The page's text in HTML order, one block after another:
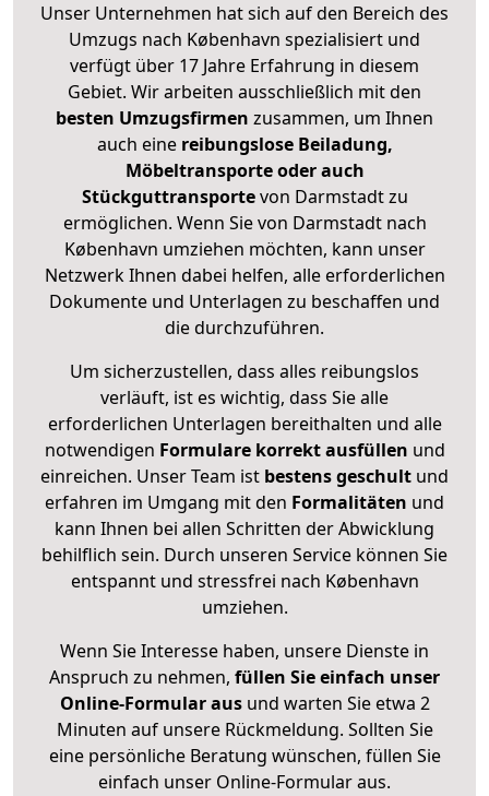
Unser Unternehmen hat sich auf den Bereich des
Umzugs nach København spezialisiert und
verfügt über 17 Jahre Erfahrung in diesem
Gebiet. Wir arbeiten ausschließlich mit den
besten Umzugsfirmen zusammen, um Ihnen
auch eine reibungslose Beiladung,
Möbeltransporte oder auch
Stückguttransportevon Darmstadt zu
ermöglichen. Wenn Sie von Darmstadt nach
København umziehen möchten, kann unser
Netzwerk Ihnen dabei helfen, alle erforderlichen
Dokumente und Unterlagen zu beschaffen und
die durchzuführen.
Um sicherzustellen, dass alles reibungslos
verläuft, ist es wichtig, dass Sie alle
erforderlichen Unterlagen bereithalten und alle
notwendigen Formulare korrekt ausfüllen und
einreichen. Unser Team ist bestens geschult und
erfahren im Umgang mit den Formalitäten und
kann Ihnen bei allen Schritten der Abwicklung
behilflich sein. Durch unseren Service können Sie
entspannt und stressfrei nach København
umziehen.
Wenn Sie Interesse haben, unsere Dienste in
Anspruch zu nehmen, füllen Sie einfach unser
Online-Formular ausund warten Sie etwa 2
Minuten auf unsere Rückmeldung. Sollten Sie
eine persönliche Beratung wünschen, füllen Sie
einfach unser Online-Formular aus.